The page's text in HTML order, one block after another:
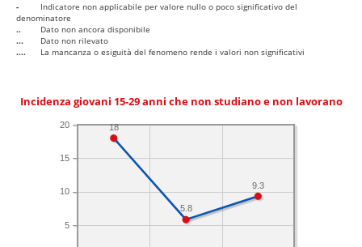
-
Indicatore non applicabile per valore nullo o poco significativo del
denominatore
..
Dato non ancora disponibile
...
Dato non rilevato
....
La mancanza o esiguità del fenomeno rende i valori non significativi
Incidenza giovani 15-29 anni che non studiano e non lavorano
5
10
15
20
9.3
5.8
18